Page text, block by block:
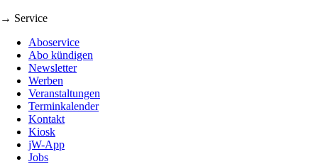
→ Service
Aboservice
Abo kündigen
Newsletter
Werben
Veranstaltungen
Terminkalender
Kontakt
Kiosk
jW-App
Jobs